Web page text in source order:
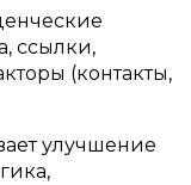
ссылки,
(контакты,
улучшение